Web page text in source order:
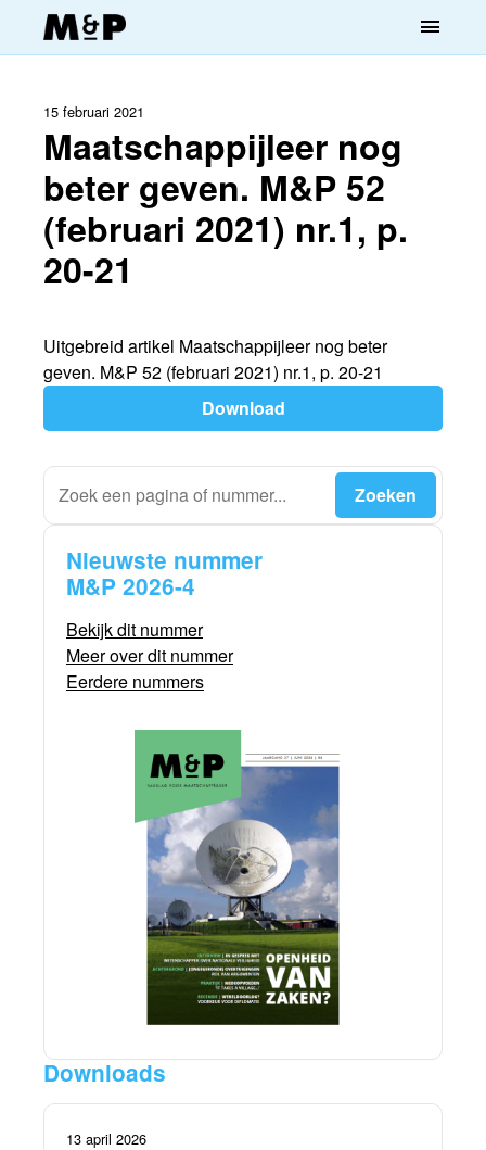
menu
15 februari 2021
Maatschappijleer nog
beter geven. M&P 52
(februari 2021) nr.1, p.
20-21
Uitgebreid artikel Maatschappijleer nog beter
geven. M&P 52 (februari 2021) nr.1, p. 20-21
Download
Nieuwste nummer
M&P 2026-4
Bekijk dit nummer
Meer over dit nummer
Eerdere nummers
Downloads
13 april 2026